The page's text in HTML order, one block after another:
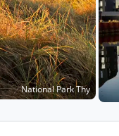
mit max. 18
intensiv und
Stadt als
und
Autoreisen &
National Park Thy